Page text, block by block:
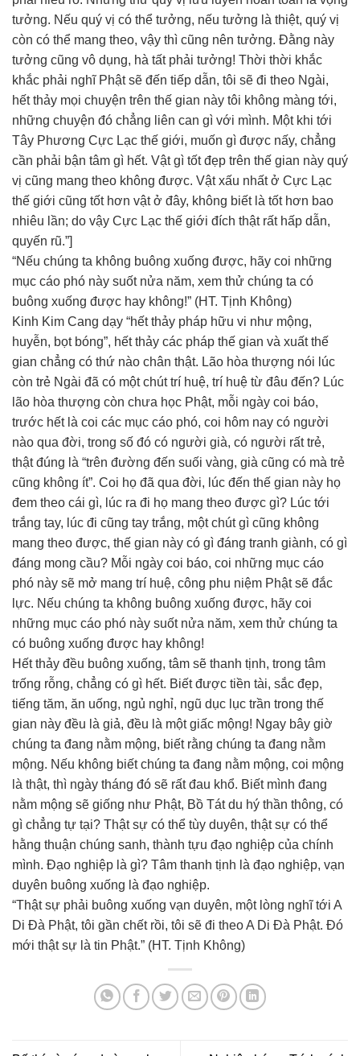
tưởng. Nếu quý vị có thể tưởng, nếu tưởng là thiệt, quý vị
còn có thể mang theo, vậy thì cũng nên tưởng. Đằng này
tưởng cũng vô dụng, hà tất phải tưởng! Thời thời khắc
khắc phải nghĩ Phật sẽ đến tiếp dẫn, tôi sẽ đi theo Ngài,
hết thảy mọi chuyện trên thế gian này tôi không màng tới,
những chuyện đó chẳng liên can gì với mình. Một khi tới
Tây Phương Cực Lạc thế giới, muốn gì được nấy, chẳng
cần phải bận tâm gì hết. Vật gì tốt đẹp trên thế gian này quý
vị cũng mang theo không được. Vật xấu nhất ở Cực Lạc
thế giới cũng tốt hơn vật ở đây, không biết là tốt hơn bao
nhiêu lần; do vậy Cực Lạc thế giới đích thật rất hấp dẫn,
quyến rũ.”]
“Nếu chúng ta không buông xuống được, hãy coi những
mục cáo phó này suốt nửa năm, xem thử chúng ta có
buông xuống được hay không!” (HT. Tịnh Không)
Kinh Kim Cang dạy “hết thảy pháp hữu vi như mộng,
huyễn, bọt bóng”, hết thảy các pháp thế gian và xuất thế
gian chẳng có thứ nào chân thật. Lão hòa thượng nói lúc
còn trẻ Ngài đã có một chút trí huệ, trí huệ từ đâu đến? Lúc
lão hòa thượng còn chưa học Phật, mỗi ngày coi báo,
trước hết là coi các mục cáo phó, coi hôm nay có người
nào qua đời, trong số đó có người già, có người rất trẻ,
thật đúng là “trên đường đến suối vàng, già cũng có mà trẻ
cũng không ít”. Coi họ đã qua đời, lúc đến thế gian này họ
đem theo cái gì, lúc ra đi họ mang theo được gì? Lúc tới
trắng tay, lúc đi cũng tay trắng, một chút gì cũng không
mang theo được, thế gian này có gì đáng tranh giành, có gì
đáng mong cầu? Mỗi ngày coi báo, coi những mục cáo
phó này sẽ mở mang trí huệ, công phu niệm Phật sẽ đắc
lực. Nếu chúng ta không buông xuống được, hãy coi
những mục cáo phó này suốt nửa năm, xem thử chúng ta
có buông xuống được hay không!
Hết thảy đều buông xuống, tâm sẽ thanh tịnh, trong tâm
trống rỗng, chẳng có gì hết. Biết được tiền tài, sắc đẹp,
tiếng tăm, ăn uống, ngủ nghỉ, ngũ dục lục trần trong thế
gian này đều là giả, đều là một giấc mộng! Ngay bây giờ
chúng ta đang nằm mộng, biết rằng chúng ta đang nằm
mộng. Nếu không biết chúng ta đang nằm mộng, coi mộng
là thật, thì ngày tháng đó sẽ rất đau khổ. Biết mình đang
nằm mộng sẽ giống như Phật, Bồ Tát du hý thần thông, có
gì chẳng tự tại? Thật sự có thể tùy duyên, thật sự có thể
hằng thuận chúng sanh, thành tựu đạo nghiệp của chính
mình. Đạo nghiệp là gì? Tâm thanh tịnh là đạo nghiệp, vạn
duyên buông xuống là đạo nghiệp.
“Thật sự phải buông xuống vạn duyên, một lòng nghĩ tới A
Di Đà Phật, tôi gần chết rồi, tôi sẽ đi theo A Di Đà Phật. Đó
mới thật sự là tin Phật.” (HT. Tịnh Không)